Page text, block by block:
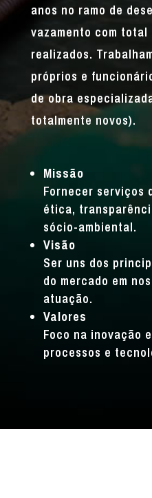
anos no ramo de
vazamento com
realizados.
próprios e
de obra
totalmente novos).
Missão
Fornecer serviços
ética,
sócio-ambiental.
Visão
Ser uns dos
do mercado em
atuação.
Valores
Foco na inovação
processos e